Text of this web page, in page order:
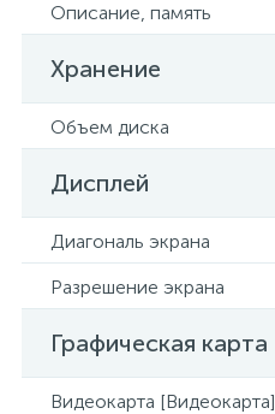
Описание, память
Хранение
Объем диска
Дисплей
Диагональ экрана
Разрешение экрана
Графическая карта
Видеокарта [Видеокарта]